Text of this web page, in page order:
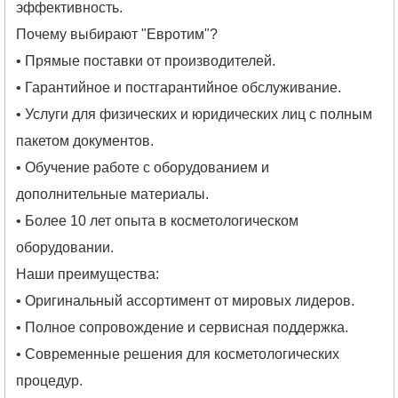
эффективность.
Почему выбирают "Евротим"?
• Прямые поставки от производителей.
• Гарантийное и постгарантийное обслуживание.
• Услуги для физических и юридических лиц с полным
пакетом документов.
• Обучение работе с оборудованием и
дополнительные материалы.
• Более 10 лет опыта в косметологическом
оборудовании.
Наши преимущества:
• Оригинальный ассортимент от мировых лидеров.
• Полное сопровождение и сервисная поддержка.
• Современные решения для косметологических
процедур.